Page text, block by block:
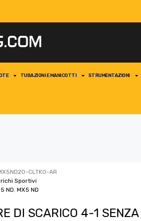
TUBAZIONI E MANICOTTI STRUMENTAZIONI
CLTK0-AR
Sportivi
ND, MX5 ND
DI SCARICO 4-1 SENZA